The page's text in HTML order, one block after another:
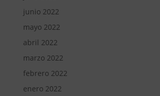
junio 2022
mayo 2022
abril 2022
marzo 2022
febrero 2022
enero 2022